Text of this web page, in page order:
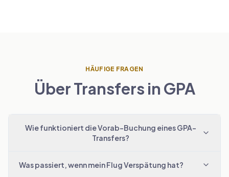
HÄUFIGE FRAGEN
Über Transfers in GPA
Wie funktioniert die Vorab-Buchung eines GPA-
Transfers?
Was passiert, wenn mein Flug Verspätung hat?